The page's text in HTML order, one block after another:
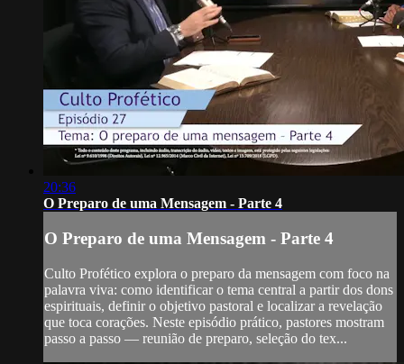
20:36
O Preparo de uma Mensagem - Parte 4
O Preparo de uma Mensagem - Parte 4
Culto Profético explora o preparo da mensagem com foco na
palavra viva: como identificar o tema central a partir dos dons
espirituais, definir o objetivo pastoral e localizar a revelação
que toca corações. Neste episódio prático, pastores mostram
passo a passo — reunião de preparo, seleção do tex...